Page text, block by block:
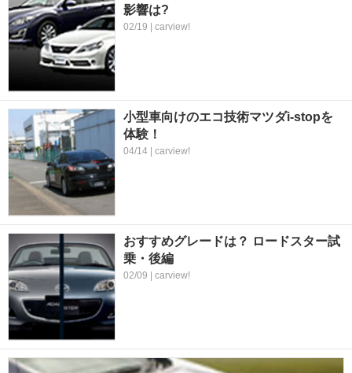
影響は?
02/19 | carview!
小型車向けのエコ技術マツダi-stopを
体験！
04/14 | carview!
おすすめグレードは？ ロードスター試
乗・後編
02/09 | carview!